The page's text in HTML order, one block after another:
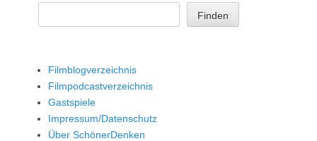
Finden
Filmblogverzeichnis
Filmpodcastverzeichnis
Gastspiele
Impressum/Datenschutz
Über SchönerDenken